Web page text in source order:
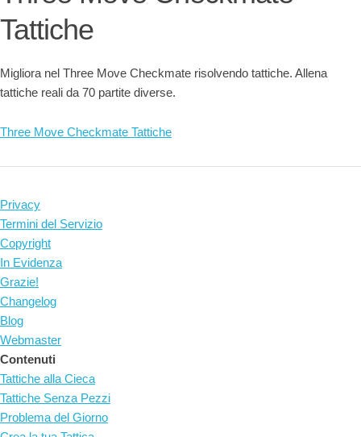
Tattiche
Migliora nel Three Move Checkmate risolvendo tattiche. Allena
tattiche reali da 70 partite diverse.
Three Move Checkmate Tattiche
Privacy
Termini del Servizio
Copyright
In Evidenza
Grazie!
Changelog
Blog
Webmaster
Contenuti
Tattiche alla Cieca
Tattiche Senza Pezzi
Problema del Giorno